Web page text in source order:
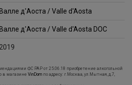
Валле д'Аоста / Valle d'Aosta
Валле д'Аоста / Valle d'Aosta DOC
2019
ФС РАР от 25.06.18 приобретение алкогольной
в магазине VinDom по адресу: г.Москва, ул.Мытная, д.7,